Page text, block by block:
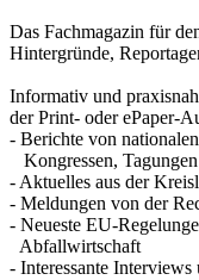
Das Fachmagazin für
Hintergründe,
Informativ und
der Print- oder ePaper-
- Berichte von
Kongressen,
- Aktuelles aus der
- Meldungen von der
- Neueste EU-
Abfallwirtschaft
- Interessante Interviews